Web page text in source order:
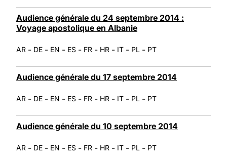
Audience générale du 24 septembre 2014 :
Voyage apostolique en Albanie
AR - DE - EN - ES - FR - HR - IT - PL - PT
Audience générale du 17 septembre 2014
AR - DE - EN - ES - FR - HR - IT - PL - PT
Audience générale du 10 septembre 2014
AR - DE - EN - ES - FR - HR - IT - PL - PT